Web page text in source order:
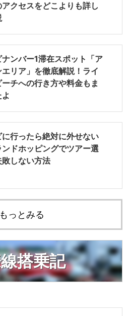
クセスをどこよりも詳し
ナンバー1滞在スポット「ア
エリア」を徹底解説！ライ
ーチへの行き方や料金もま
に行ったら絶対に外せない
ンドホッピングでツアー選
しない方法
っとみる
搭乗記